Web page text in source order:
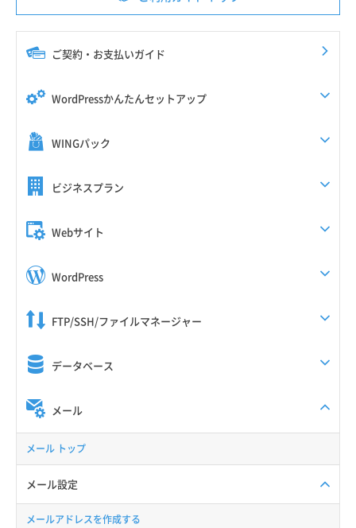
ご契約・お支払いガイド
WordPressかんたんセットアップ
WINGパック
ビジネスプラン
Webサイト
WordPress
FTP/SSH/ファイルマネージャー
データベース
メール
メール トップ
メール設定
メールアドレスを作成する